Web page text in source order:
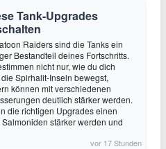
Tank-Upgrades
Raiders sind die Tanks ein
Bestandteil deines Fortschritts.
nicht nur, wie du dich
Spirhalit-Inseln bewegst,
können mit verschiedenen
deutlich stärker werden.
die richtigen Upgrades einen
stärker werden und
vor 17 Stunden